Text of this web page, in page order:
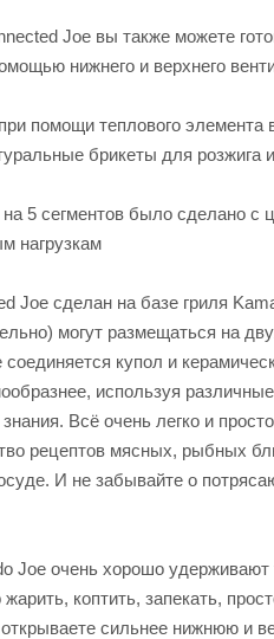
Joe вы также можете
нижнего и верхнего
помощи теплового
брикеты для розжига
5 сегментов было сделано с
нагрузкам
Joe сделан на базе гриля
могут размещаться на
купол и
используя
Всё очень легко и
рецептов мясных, рыбных
И не забывайте о
Joe очень хорошо
коптить, запекать,
сильнее нижнюю и